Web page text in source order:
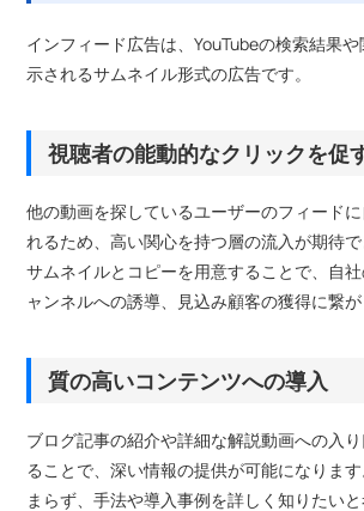
インフィード広告は、YouTubeの検索結果
示されるサムネイル形式の広告です。
視聴者の能動的なクリックを促
他の動画を探しているユーザーのフィード
れるため、高い関心を持つ層の流入が期待
サムネイルとコピーを用意することで、自
ャンネルへの誘導、見込み顧客の獲得に繋が
質の高いコンテンツへの導入
ブログ記事の紹介や詳細な解説動画への入
ることで、深い情報の提供が可能になりま
まらず、手法や導入事例を詳しく知りたい